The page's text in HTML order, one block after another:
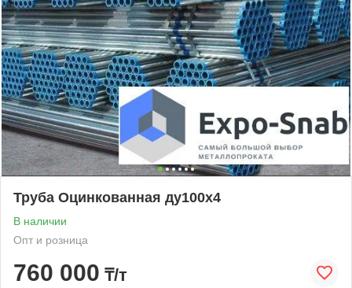
Труба Оцинкованная ду100х4
В наличии
Опт и розница
760 000 ₸/т